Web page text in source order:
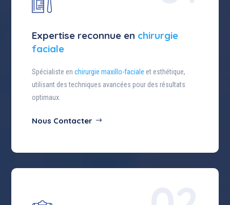
Expertise reconnue en chirurgie
faciale
Spécialiste enchirurgie maxillo-faciale et esthétique,
utilisant des techniques avancées pour des résultats
optimaux.
Nous Contacter